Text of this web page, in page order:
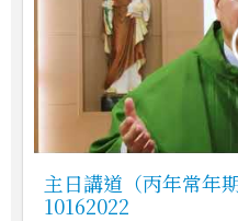
主日講道（丙年常年
10162022